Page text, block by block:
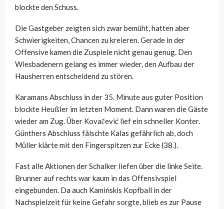
blockte den Schuss.
Die Gastgeber zeigten sich zwar bemüht, hatten aber
Schwierigkeiten, Chancen zu kreieren. Gerade in der
Offensive kamen die Zuspiele nicht genau genug. Den
Wiesbadenern gelang es immer wieder, den Aufbau der
Hausherren entscheidend zu stören.
Karamans Abschluss in der 35. Minute aus guter Position
blockte Heußler im letzten Moment. Dann waren die Gäste
wieder am Zug. Über Kovačević lief ein schneller Konter.
Günthers Abschluss fälschte Kalas gefährlich ab, doch
Müller klärte mit den Fingerspitzen zur Ecke (38.).
Fast alle Aktionen der Schalker liefen über die linke Seite.
Brunner auf rechts war kaum in das Offensivspiel
eingebunden. Da auch Kamińskis Kopfball in der
Nachspielzeit für keine Gefahr sorgte, blieb es zur Pause